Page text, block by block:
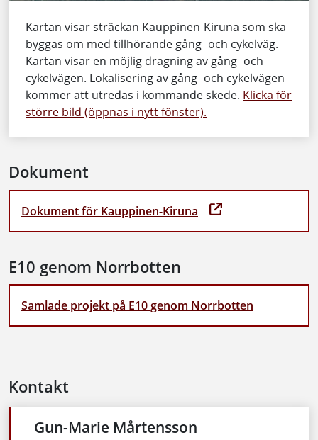
Kartan visar sträckan Kauppinen-Kiruna som ska
byggas om med tillhörande gång- och cykelväg.
Kartan visar en möjlig dragning av gång- och
cykelvägen. Lokalisering av gång- och cykelvägen
kommer att utredas i kommande skede. Klicka för
större bild (öppnas i nytt fönster).
Dokument
Dokument för Kauppinen-Kiruna
E10 genom Norrbotten
Samlade projekt på E10 genom Norrbotten
Kontakt
Gun-Marie Mårtensson